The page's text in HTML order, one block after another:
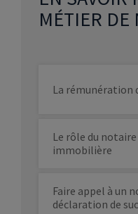
MÉTIER DE
La rémunération
Le rôle du
immobilière
Faire appel à un
déclaration de